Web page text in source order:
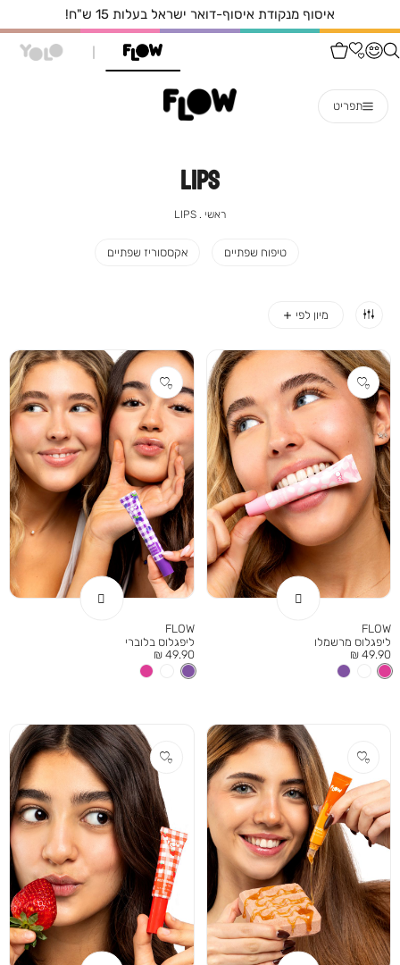
איסוף מנקודת איסוף-דואר ישראל בעלות 15 ש"ח!
תפריט
LIPS
ראשי ראשי
LIPS
טיפוח שפתיים אקססוריז שפתיים
FLOW
ליפגלוס מרשמלו
מחיר
מוצר
49.90 ₪
FLOW
ליפגלוס בלוברי
מחיר
מוצר
49.90 ₪